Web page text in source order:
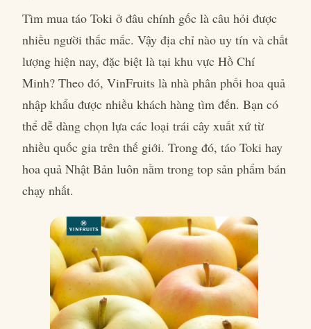
Tìm mua táo Toki ở đâu chính gốc là câu hỏi được
nhiều người thắc mắc. Vậy địa chỉ nào uy tín và chất
lượng hiện nay, đặc biệt là tại khu vực Hồ Chí
Minh? Theo đó, VinFruits là nhà phân phối hoa quả
nhập khẩu được nhiều khách hàng tìm đến. Bạn có
thể dễ dàng chọn lựa các loại trái cây xuất xứ từ
nhiều quốc gia trên thế giới. Trong đó, táo Toki hay
hoa quả Nhật Bản luôn nằm trong top sản phẩm bán
chạy nhất.